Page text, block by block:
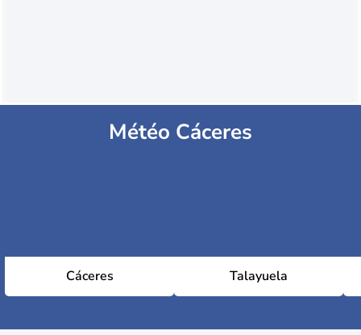
Météo Cáceres
Cáceres Talayuela